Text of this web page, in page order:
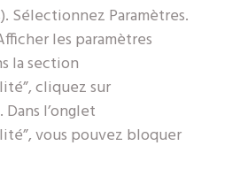
Sélectionnez Paramètres.
les paramètres
la section
cliquez sur
l’onglet
vous pouvez bloquer